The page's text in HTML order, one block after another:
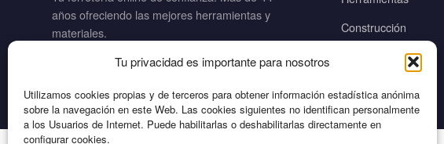
Tu privacidad es importante para nosotros
Utilizamos cookies propias y de terceros para obtener información estadística anónima
sobre la navegación en este Web. Las cookies siguientes no identifican personalmente
a los Usuarios de Internet. Puede habilitarlas o deshabilitarlas directamente en
configurar cookies.
años ofreciendo las mejores herramientas y
materiales.
Construcción